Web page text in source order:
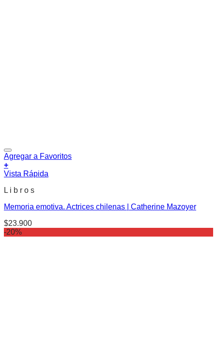
Agregar a Favoritos
+
Vista Rápida
L i b r o s
Memoria emotiva. Actrices chilenas | Catherine Mazoyer
$23.900
-20%